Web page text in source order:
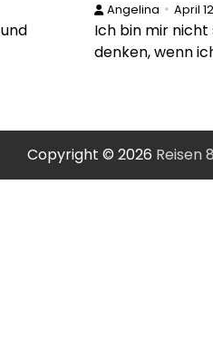
Angelina April
Ich bin mir nicht
denken, wenn
Copyright © 2026 Reisen